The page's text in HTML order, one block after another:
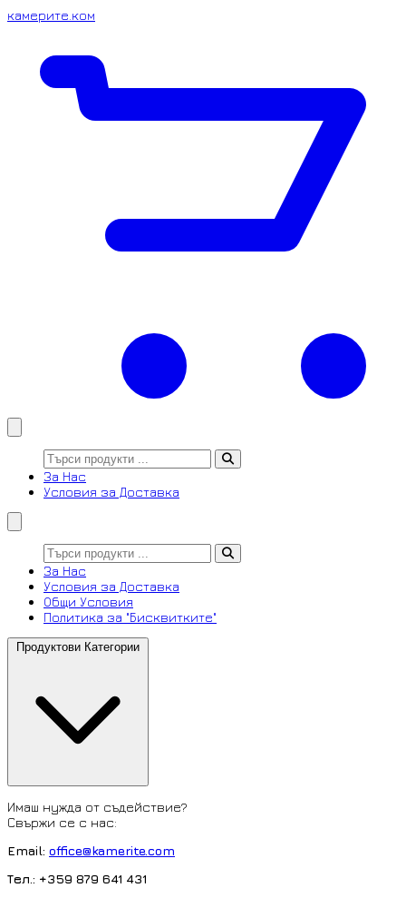
камерите.ком
За Нас
Условия за Доставка
За Нас
Условия за Доставка
Общи Условия
Политика за "Бисквитките"
Продуктови Категории
Имаш нужда от съдействие?
Свържи се с нас:
Email: office@kamerite.com
Тел.: +359 879 641 431